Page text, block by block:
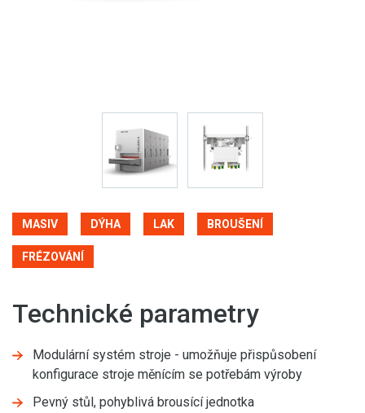
MASIV DÝHA LAK BROUŠENÍ
FRÉZOVÁNÍ
Technické parametry
Modulární systém stroje - umožňuje přispůsobení
konfigurace stroje měnícím se potřebám výroby
Pevný stůl, pohyblivá brousící jednotka